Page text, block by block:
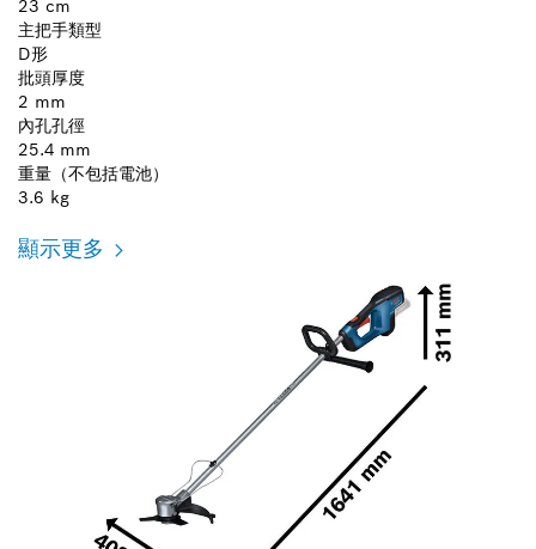
23 cm
主把手類型
D形
批頭厚度
2 mm
內孔孔徑
25.4 mm
重量（不包括電池）
3.6 kg
顯示更多